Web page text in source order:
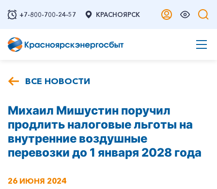
+7-800-700-24-57 КРАСНОЯРСК
ВСЕ НОВОСТИ
Михаил Мишустин поручил
продлить налоговые льготы на
внутренние воздушные
перевозки до 1 января 2028 года
26 ИЮНЯ 2024